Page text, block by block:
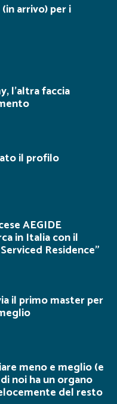
arrivo) per i
l’altra faccia
il profilo
AEGIDE
in Italia con il
Residence”
il primo master per
meno e meglio (e
noi ha un organo
del resto